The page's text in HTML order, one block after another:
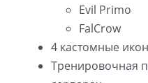
Evil Primo
FalCrow
4 кастомные
Тренировочная